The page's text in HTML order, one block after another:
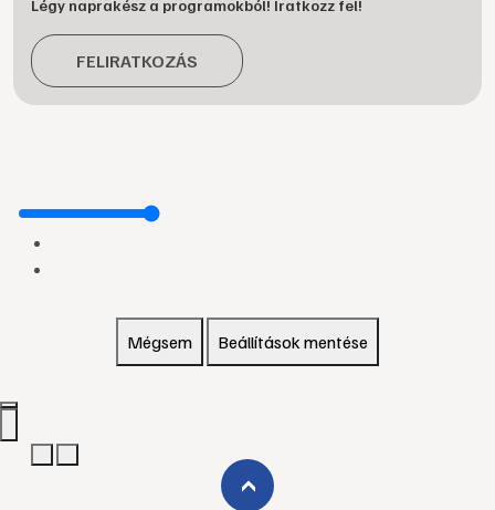
Légy naprakész a programokból! Iratkozz fel!
FELIRATKOZÁS
Mégsem Beállítások mentése
›